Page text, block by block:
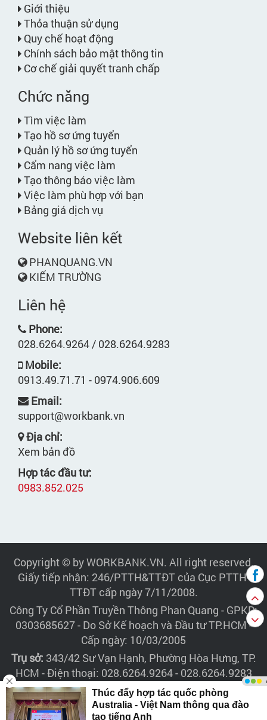
Giới thiệu
Thỏa thuận sử dụng
Quy chế hoạt động
Chính sách bảo mật thông tin
Cơ chế giải quyết tranh chấp
Chức năng
Tìm việc làm
Tạo hồ sơ ứng tuyển
Quản lý hồ sơ ứng tuyển
Cẩm nang việc làm
Tạo thông báo việc làm
Việc làm phù hợp với bạn
Bảng giá dịch vụ
Website liên kết
PHANQUANG.VN
KIẾM TRƯỜNG
Liên hệ
Phone:
028.6264.9264 / 028.6264.9283
Mobile:
0913.49.71.71 - 0974.906.609
Email:
support@workbank.vn
Địa chỉ:
Xem bản đồ
Hợp tác đầu tư:
0983.852.025
Copyright © by WORKBANK.VN. All right reserved.
Giấy tiếp nhận: 246/PTTH&TTĐT của Cục PTTH-
TTĐT cấp ngày 7/11/2008.
Công Ty Cổ Phần Truyền Thông Phan Quang - GPKD:
0303685627 - Do Sở Kế hoạch và Đầu tư TP.HCM -
Cấp ngày: 10/03/2005
Trụ sở: 343/42 Sư Vạn Hạnh, Phường Hòa Hưng, TP.
HCM - Điện thoại: 028.6264.9264 - 028.6264.9283